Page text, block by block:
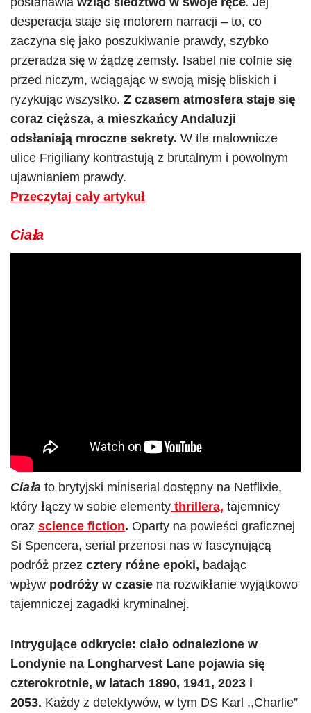
desperacja staje się motorem narracji – to, co
zaczyna się jako poszukiwanie prawdy, szybko
przeradza się w żądzę zemsty. Isabel nie cofnie się
przed niczym, wciągając w swoją misję bliskich i
ryzykując wszystko. Z czasem atmosfera staje się
coraz cięższa, a mieszkańcy Andaluzji
odsłaniają mroczne sekrety. W tle malownicze
ulice Frigiliany kontrastują z brutalnym i powolnym
ujawnianiem prawdy.
Przeczytaj cały artykuł
Ciała
Ciała to brytyjski miniserial dostępny na Netflixie,
który łączy w sobie elementy thrillera, tajemnicy
oraz science fiction. Oparty na powieści graficznej
Si Spencera, serial przenosi nas w fascynującą
podróż przez cztery różne epoki, badając
wpływ podróży w czasie na rozwikłanie wyjątkowo
tajemniczej zagadki kryminalnej.
Intrygujące odkrycie: ciało odnalezione w
Londynie na Longharvest Lane pojawia się
czterokrotnie, w latach 1890, 1941, 2023 i
2053. Każdy z detektywów, w tym DS Karl ,,Charlie”